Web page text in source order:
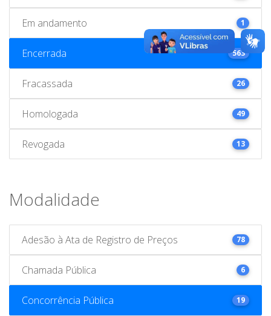
Em andamento 1
Encerrada 563
Fracassada 26
Homologada 49
Revogada 13
Modalidade
Adesão à Ata de Registro de Preços 78
Chamada Pública 6
Concorrência Pública 19